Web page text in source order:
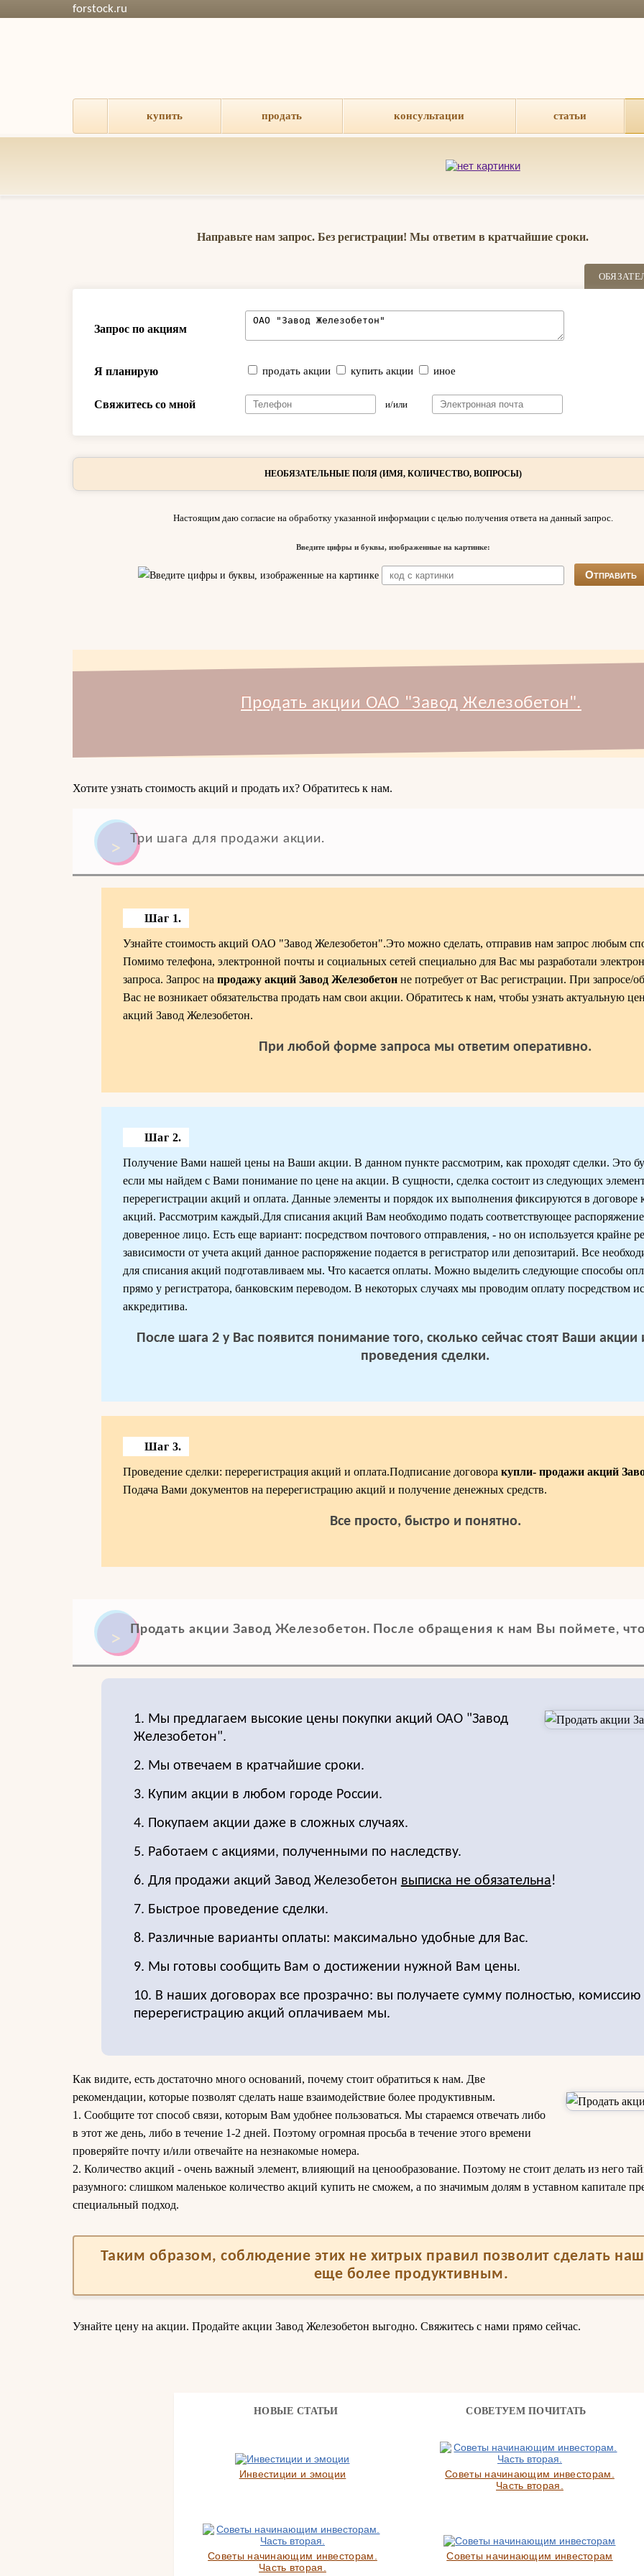
forstock.ru
купить продать консультации статьи
Направьте нам запрос. Без регистрации! Мы ответим в кратчайшие сроки.
Запрос по акциям
Я планирую продать акции купить акции иное
Свяжитесь со мной и/или
НЕОБЯЗАТЕЛЬНЫЕ ПОЛЯ (ИМЯ, КОЛИЧЕСТВО, ВОПРОСЫ)
Настоящим даю согласие на обработку указанной информации с целью получения ответа на данный запрос.
Введите цифры и буквы, изображенные на картинке:
Продать акции ОАО "Завод Железобетон".
Хотите узнать стоимость акций и продать их? Обратитесь к нам.
Три шага для продажи акции.
Шаг 1.
Узнайте стоимость акций ОАО "Завод Железобетон".Это можно сделать, отправив нам запрос любым
Помимо телефона, электронной почты и социальных сетей специально для Вас мы разработали
запроса. Запрос на продажу акций Завод Железобетон не потребует от Вас регистрации. При запросе/
Вас не возникает обязательства продать нам свои акции. Обратитесь к нам, чтобы узнать актуальную
акций Завод Железобетон.
При любой форме запроса мы ответим оперативно.
Шаг 2.
Получение Вами нашей цены на Ваши акции. В данном пункте рассмотрим, как проходят сделки. Это
если мы найдем с Вами понимание по цене на акции. В сущности, сделка состоит из следующих
перерегистрации акций и оплата. Данные элементы и порядок их выполнения фиксируются в договоре
акций. Рассмотрим каждый.Для списания акций Вам необходимо подать соответствующее
доверенное лицо. Есть еще вариант: посредством почтового отправления, - но он используется крайне
зависимости от учета акций данное распоряжение подается в регистратор или депозитарий. Все
для списания акций подготавливаем мы. Что касается оплаты. Можно выделить следующие способы
прямо у регистратора, банковским переводом. В некоторых случаях мы проводим оплату посредством
аккредитива.
После шага 2 у Вас появится понимание того, сколько сейчас стоят Ваши
проведения сделки.
Шаг 3.
Проведение сделки: перерегистрация акций и оплата.Подписание договора купли- продажи акций
Подача Вами документов на перерегистрацию акций и получение денежных средств.
Все просто, быстро и понятно.
Продать акции Завод Железобетон. После обращения к нам Вы поймете,
1. Мы предлагаем высокие цены покупки акций ОАО "Завод
Железобетон".
2. Мы отвечаем в кратчайшие сроки.
3. Купим акции в любом городе России.
4. Покупаем акции даже в сложных случаях.
5. Работаем с акциями, полученными по наследству.
6. Для продажи акций Завод Железобетон выписка не обязательна!
7. Быстрое проведение сделки.
8. Различные варианты оплаты: максимально удобные для Вас.
9. Мы готовы сообщить Вам о достижении нужной Вам цены.
10. В наших договорах все прозрачно: вы получаете сумму полностью, комиссию
перерегистрацию акций оплачиваем мы.
Как видите, есть достаточно много оснований, почему стоит обратиться к нам. Две
рекомендации, которые позволят сделать наше взаимодействие более продуктивным.
1. Сообщите тот способ связи, которым Вам удобнее пользоваться. Мы стараемся отвечать либо
в этот же день, либо в течение 1-2 дней. Поэтому огромная просьба в течение этого времени
проверяйте почту и/или отвечайте на незнакомые номера.
2. Количество акций - очень важный элемент, влияющий на ценообразование. Поэтому не стоит делать из него
разумного: слишком маленькое количество акций купить не сможем, а по значимым долям в уставном капитале
специальный подход.
Таким образом, соблюдение этих не хитрых правил позволит сделать
еще более продуктивным.
Узнайте цену на акции. Продайте акции Завод Железобетон выгодно. Свяжитесь с нами прямо сейчас.
НОВЫЕ СТАТЬИ СОВЕТУЕМ ПОЧИТАТЬ
Инвестиции и эмоции
Советы начинающим инвесторам.
Часть вторая.
Советы начинающим инвесторам.
Часть вторая.
Советы начинающим инвесторам